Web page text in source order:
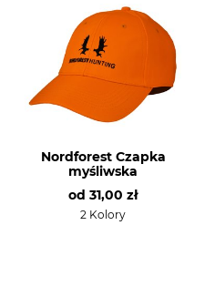
Przeznaczenie
Polowanie z nagonką
Miejsce
Praca w terenie
Polowanie pędzone
Właściwości
Komfortowy ściągacz
Z podszewką
Membrana
Nordforest Czapka
myśliwska
od 31,00 zł
2 Kolory